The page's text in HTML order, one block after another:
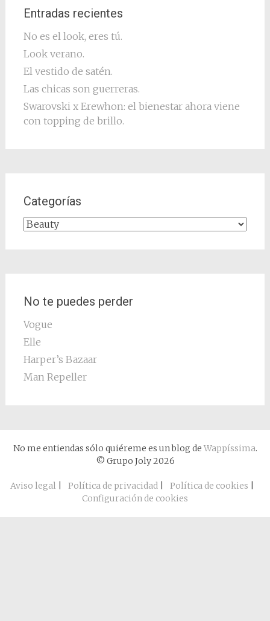
Entradas recientes
No es el look, eres tú.
Look verano.
El vestido de satén.
Las chicas son guerreras.
Swarovski x Erewhon: el bienestar ahora viene
con topping de brillo.
Categorías
Categorías
No te puedes perder
Vogue
Elle
Harper’s Bazaar
Man Repeller
No me entiendas sólo quiéreme es un blog de Wappíssima.
© Grupo Joly 2026
Aviso legal| Política de privacidad| Política de cookies
Configuración de cookies